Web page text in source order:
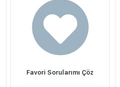
Favori Sorularımı Çöz